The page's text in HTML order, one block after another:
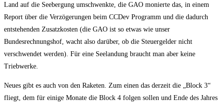
Land auf die Seebergung umschwenkte, die GAO monierte das, in einem
Report über die Verzögerungen beim CCDev Programm und die dadurch
entstehenden Zusatzkosten (die GAO ist so etwas wie unser
Bundesrechnungshof, wacht also darüber, ob die Steuergelder nicht
verschwendet werden). Für eine Seelandung braucht man aber keine
Triebwerke.
Neues gibt es auch von den Raketen. Zum einen das derzeit die „Block 3“
fliegt, dem für einige Monate die Block 4 folgen sollen und Ende des Jahres